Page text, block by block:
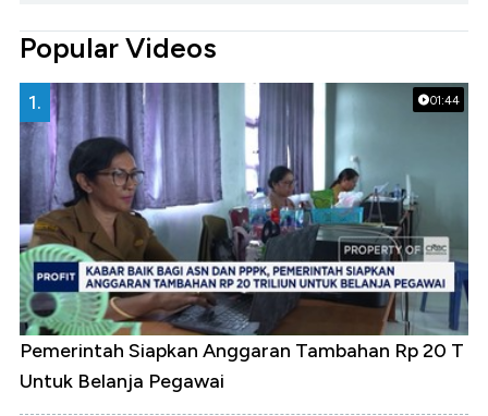
Popular Videos
01:44
1.
Pemerintah Siapkan Anggaran Tambahan Rp 20 T
Untuk Belanja Pegawai